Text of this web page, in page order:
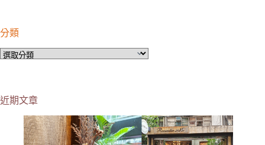
分類
分
近期文章